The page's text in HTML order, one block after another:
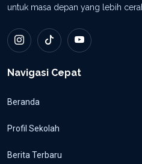
untuk masa depan yang lebih
Navigasi Cepat
Beranda
Profil Sekolah
Berita Terbaru